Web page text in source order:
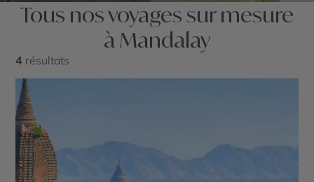
Tous nos voyages sur mesure
à Mandalay
4 résultats